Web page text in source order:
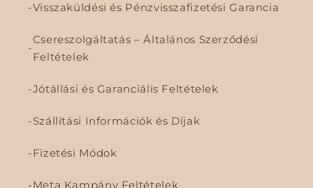
Visszaküldési és Pénzvisszafizetési Garancia
Csereszolgáltatás – Általános Szerződési
Feltételek
Jótállási és Garanciális Feltételek
Szállítási Információk és Díjak
Fizetési Módok
Meta Kampány Feltételek